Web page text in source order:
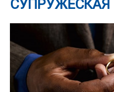
СУПРУЖЕСКАЯ